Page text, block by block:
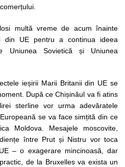
multă vreme de acum înainte
din UE pentru a continua ideea
Uniunea Sovietică și Uniunea
ieșirii Marii Britanii din UE se
După ce Chișinăul va fi atins
sterline vor urma adevăratele
se va face simțită din ce
Moldova. Mesajele moscovite,
între Prut și Nistru vor toca
– o exagerare mincinoasă, dar
de la Bruxelles va exista un